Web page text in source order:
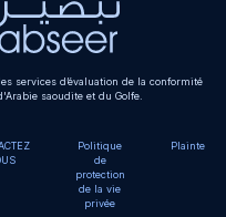
services d’évaluation de la conformité
saoudite et du Golfe.
Politique
de
protection
de la vie
privée
Plainte